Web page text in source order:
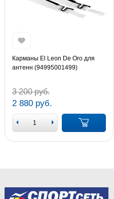
Карманы El Leon De Oro для
антенн (94995001499)
3 200 руб.
2 880 руб.